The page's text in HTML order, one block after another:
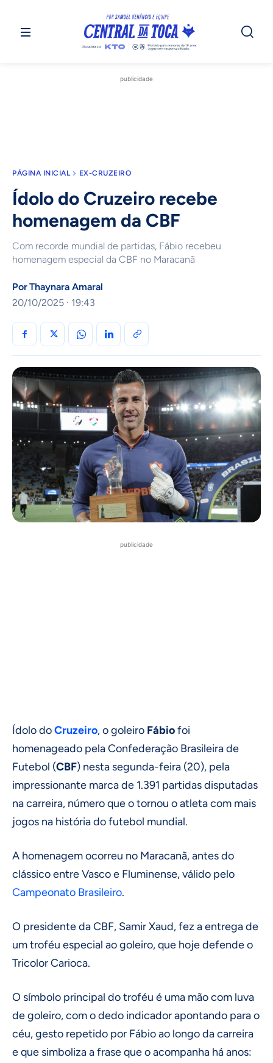
publicidade
PÁGINA INICIAL EX-CRUZEIRO
Ídolo do Cruzeiro recebe
homenagem da CBF
Com recorde mundial de partidas, Fábio recebeu
homenagem especial da CBF no Maracanã
PorThaynara Amaral
20/10/2025 · 19:43
publicidade
Ídolo doCruzeiro, o goleiro Fábiofoi
homenageado pela Confederação Brasileira de
Futebol (CBF) nesta segunda-feira (20), pela
impressionante marca de 1.391 partidas disputadas
na carreira, número que o tornou o atleta com mais
jogos na história do futebol mundial.
A homenagem ocorreu no Maracanã, antes do
clássico entre Vasco e Fluminense, válido pelo
Campeonato Brasileiro.
O presidente da CBF, Samir Xaud, fez a entrega de
um troféu especial ao goleiro, que hoje defende o
Tricolor Carioca.
O símbolo principal do troféu é uma mão com luva
de goleiro, com o dedo indicador apontando para o
céu, gesto repetido por Fábio ao longo da carreira
e que simboliza a frase que o acompanha há anos: